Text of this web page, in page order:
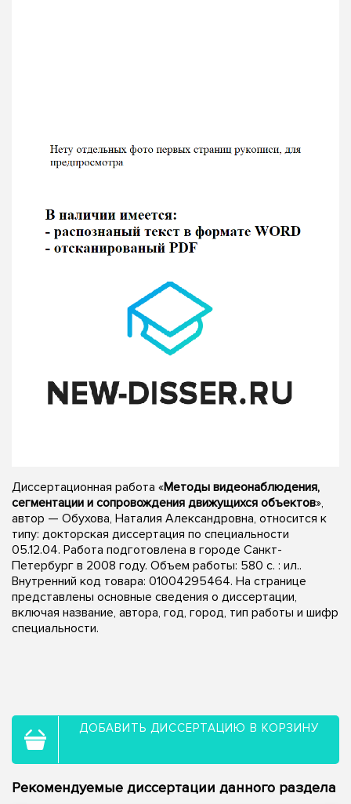
Диссертационная работа «Методы видеонаблюдения,
сегментации и сопровождения движущихся объектов»,
автор — Обухова, Наталия Александровна, относится к
типу: докторская диссертация по специальности
05.12.04. Работа подготовлена в городе Санкт-
Петербург в 2008 году. Объем работы: 580 с. : ил..
Внутренний код товара: 01004295464. На странице
представлены основные сведения о диссертации,
включая название, автора, год, город, тип работы и шифр
специальности.
ДОБАВИТЬ ДИССЕРТАЦИЮ В КОРЗИНУ
Рекомендуемые диссертации данного раздела